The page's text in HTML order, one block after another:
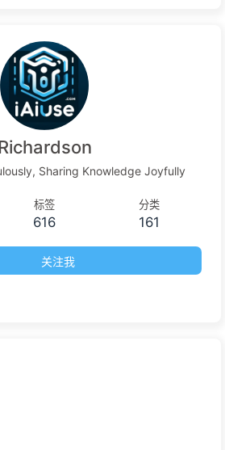
Sharing Knowledge Joyfully
标签
616
分类
161
关注我